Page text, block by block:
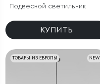
Подвесной светильник
КУПИТЬ
NEW
ТОВАРЫ ИЗ ЕВРОПЫ